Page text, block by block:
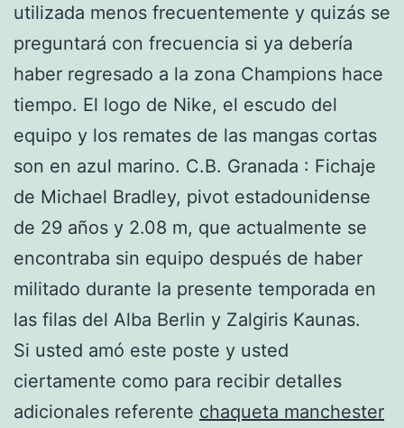
utilizada menos frecuentemente y quizás se
preguntará con frecuencia si ya debería
haber regresado a la zona Champions hace
tiempo. El logo de Nike, el escudo del
equipo y los remates de las mangas cortas
son en azul marino. C.B. Granada : Fichaje
de Michael Bradley, pivot estadounidense
de 29 años y 2.08 m, que actualmente se
encontraba sin equipo después de haber
militado durante la presente temporada en
las filas del Alba Berlin y Zalgiris Kaunas.
Si usted amó este poste y usted
ciertamente como para recibir detalles
adicionales referente chaqueta manchester